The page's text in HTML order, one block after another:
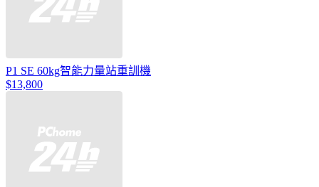
P1 SE 60kg智能力量站重訓機
$13,800